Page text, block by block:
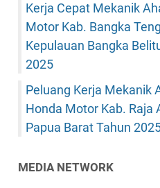
Kerja Cepat Mekanik
Motor Kab. Bangka
Kepulauan Bangka
2025
Peluang Kerja Mekanik
Honda Motor Kab. Raja
Papua Barat Tahun
MEDIA NETWORK